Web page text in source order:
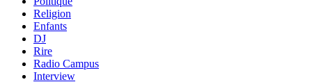
Religion
Enfants
DJ
Rire
Radio Campus
Interview